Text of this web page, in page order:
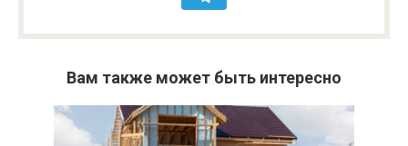
Вам также может быть интересно